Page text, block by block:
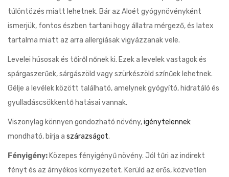
túlöntözés miatt lehetnek. Bár az Aloét gyógynövényként
ismerjük, fontos észben tartani hogy állatra mérgező, és latex
tartalma miatt az arra allergiásak vigyázzanak vele.
Levelei húsosak és tőiről nőnek ki. Ezek a levelek vastagok és
spárgaszerűek, sárgászöld vagy szürkészöld színűek lehetnek.
Gélje a levélek között található, amelynek gyógyító, hidratáló és
gyulladáscsökkentő hatásai vannak.
Viszonylag könnyen gondozható növény,igénytelennek
mondható, bírja a szárazságot.
Fényigény: Közepes fényigényű növény. Jól tűri az indirekt
fényt és az árnyékos környezetet. Kerüld az erős, közvetlen